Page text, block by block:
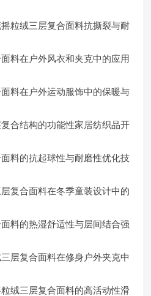
粒绒三层复合面料抗撕裂与耐
料在户外风衣和夹克中的应用
料在户外运动服饰中的保暖与
合结构的功能性家居纺织品开
料的抗起球性与耐磨性优化技
复合面料在冬季童装设计中的
料的热湿舒适性与层间结合强
层复合面料在修身户外夹克中
绒三层复合面料的高活动性滑